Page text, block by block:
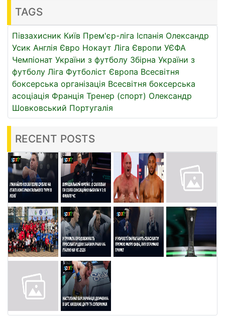
TAGS
Півзахисник Київ Прем'єр-ліга Іспанія Олександр
Усик Англія Євро Нокаут Ліга Європи УЄФА
Чемпіонат України з футболу Збірна України з
футболу Ліга Футболіст Європа Всесвітня
боксерська організація Всесвітня боксерська
асоціація Франція Тренер (спорт) Олександр
Шовковський Португалія
RECENT POSTS